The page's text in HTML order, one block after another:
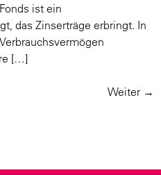
ist ein
das Zinserträge erbringt. In
[…]
Weiter →